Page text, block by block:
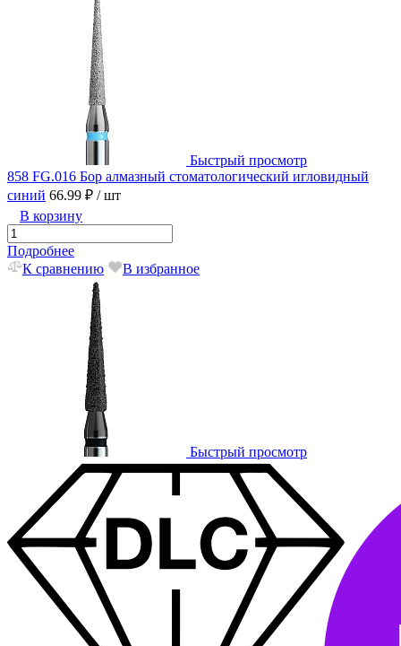
Быстрый просмотр
858 FG.016 Бор алмазный стоматологический игловидный
синий 66.99 ₽ / шт
В корзину
Подробнее
К сравнению
В избранное
Быстрый просмотр